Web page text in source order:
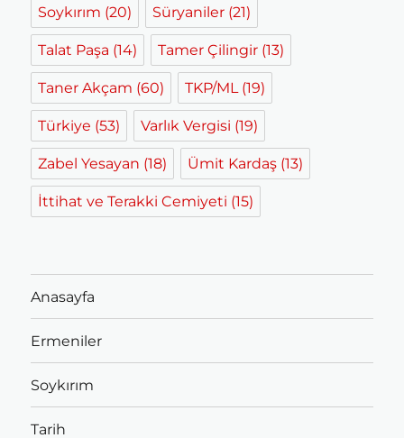
Soykırım (20) Süryaniler (21)
Talat Paşa (14) Tamer Çilingir (13)
Taner Akçam (60) TKP/ML(19)
Türkiye (53) Varlık Vergisi (19)
Zabel Yesayan (18) Ümit Kardaş (13)
İttihat ve Terakki Cemiyeti (15)
Anasayfa
Ermeniler
Soykırım
Tarih